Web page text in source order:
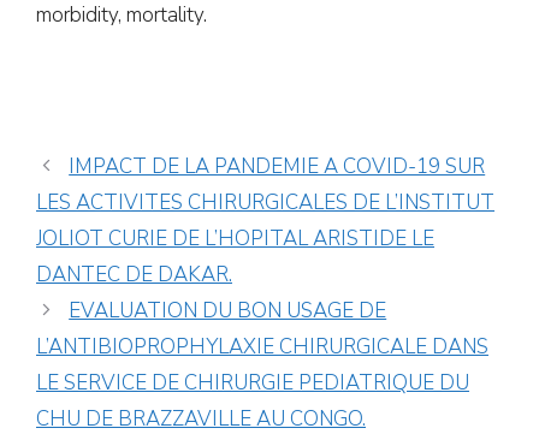
morbidity, mortality.
IMPACT DE LA PANDEMIE A COVID-19 SUR
LES ACTIVITES CHIRURGICALES DE L’INSTITUT
JOLIOT CURIE DE L’HOPITAL ARISTIDE LE
DANTEC DE DAKAR.
EVALUATION DU BON USAGE DE
L’ANTIBIOPROPHYLAXIE CHIRURGICALE DANS
LE SERVICE DE CHIRURGIE PEDIATRIQUE DU
CHU DE BRAZZAVILLE AU CONGO.